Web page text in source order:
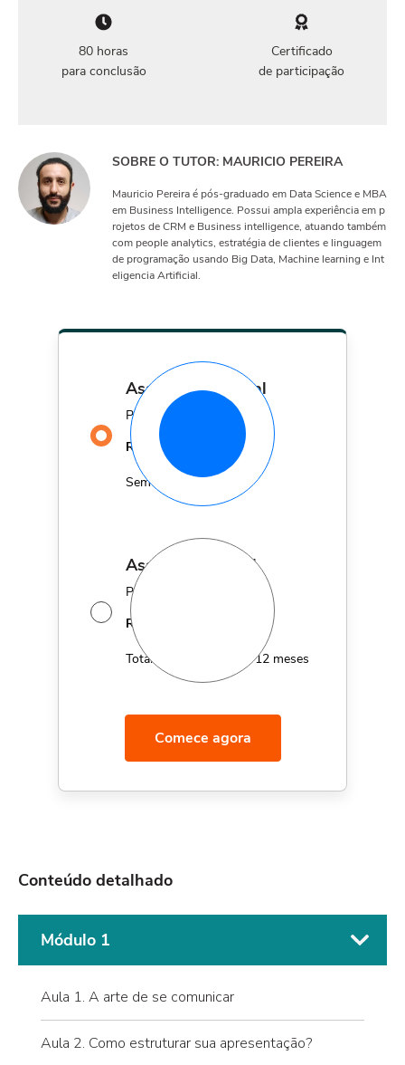
80 horas
para conclusão
Certificado
de participação
SOBRE O TUTOR: MAURICIO PEREIRA
Mauricio Pereira é pós-graduado em Data Science e MBA
em Business Intelligence. Possui ampla experiência em p
rojetos de CRM e Business intelligence, atuando também
com people analytics, estratégia de clientes e linguagem
de programação usando Big Data, Machine learning e Int
eligencia Artificial.
assinatura mensal
Por apenas
R$
29,90 MÊS
Sem fidelidade
assinatura anual
Por apenas 12x de
R$
MÊS
Total de R$179,40 por 12 meses
Comece agora
Conteúdo detalhado
Módulo 1
Aula 1. A arte de se comunicar
Aula 2. Como estruturar sua apresentação?